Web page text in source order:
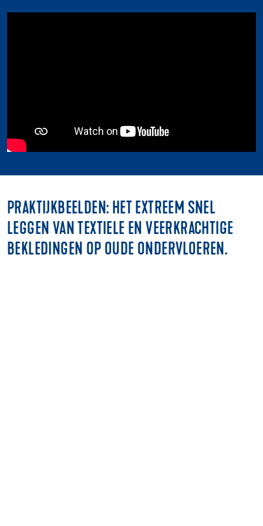
PRAKTIJKBEELDEN: HET EXTREEM SNEL
LEGGEN VAN TEXTIELE EN VEERKRACHTIGE
BEKLEDINGEN OP OUDE ONDERVLOEREN.